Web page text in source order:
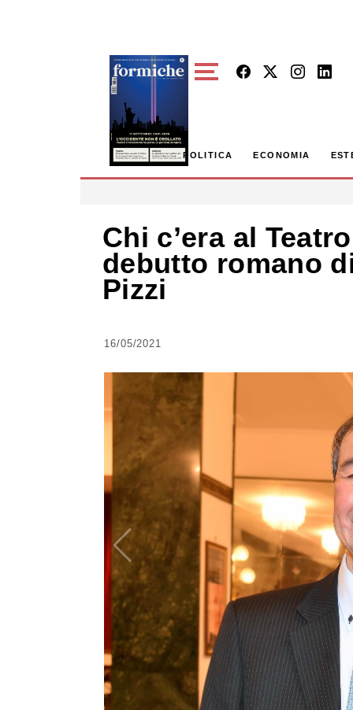
POLITICA ECONOMIA
Chi c’era al
debutto romano
Pizzi
16/05/2021